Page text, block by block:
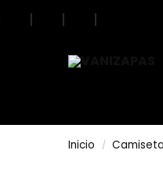
| | |
Search
Inicio /